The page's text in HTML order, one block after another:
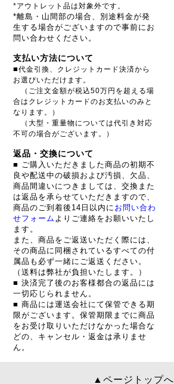
*アウトレット品は対象外です。
*離島・山間部の場合、別途料金が発
生する場合がございますので事前にお
問い合わせください。
支払い方法について
■代金引換、クレジットカード決済から
お選びいただけます。
（ご注文金額が税込50万円を超える場
合はクレジットカードのお支払いのみと
なります。）
（大型・重量物については代引き対応
不可の場合がございます。）
返品・交換について
■ ご購入いただきました商品の初期不
良や配送中の破損および汚損、欠品、
商品間違いにつきましては、交換また
は返品を承らせていただきますので、
商品のご到着後14日以内に お問い合わ
せフォーム よりご連絡をお願いいたし
ます。
また、商品をご返送いただく際には、
その商品に同梱されているすべての付
属品も必ず一緒にご返送ください。
（送料は弊社が負担いたします。）
■ 決済完了後のお客様都合の返品には
一切応じられません。
■ 商品には運送会社にて保管できる期
限がございます。保管期限までに商品
をお受け取りいただけなかった場合な
どの、キャンセル・返金は承りませ
ん。
▲ページトップへ